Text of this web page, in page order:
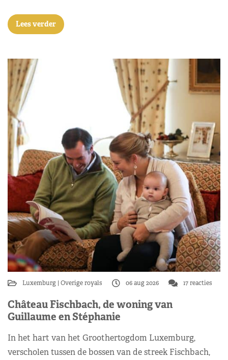
Lees verder
Luxemburg Overige royals 06 aug 2026 17 reacties
Château Fischbach, de woning van
Guillaume en Stéphanie
In het hart van het Groothertogdom Luxemburg,
verscholen tussen de bossen van de streek Fischbach,